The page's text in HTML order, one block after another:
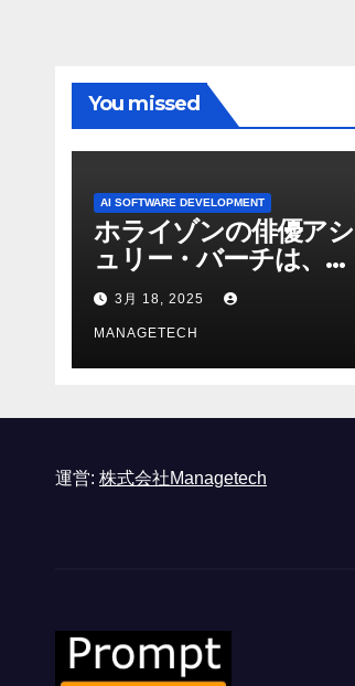
You missed
AI SOFTWARE DEVELOPMENT
ホライゾンの俳優アシ
ュリー・バーチは、ソ
ニーのAIアロイのビデ
オを見て「ゲームパフ
ォーマンスという芸術
形式に不安を感じた」
3月 18, 2025
MANAGETECH
運営: 株式会社Managetech